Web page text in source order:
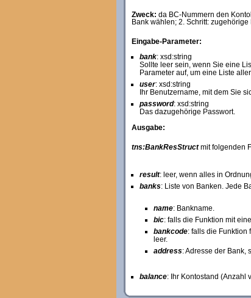
Zweck: da BC-Nummern den
Bank wählen; 2. Schritt:
Eingabe-Parameter:
bank: xsd:string
Sollte leer sein, wenn Sie eine
Parameter auf, um eine Liste
user: xsd:string
Ihr Benutzername, mit dem Sie
password: xsd:string
Das dazugehörige Passwort.
Ausgabe:
tns:BankResStructmit folgenden
result: leer, wenn alles in
banks: Liste von Banken. Jede
name: Bankname.
bic: falls die Funktion mit
bankcode: falls die Funktion
leer.
address: Adresse der Bank,
balance: Ihr Kontostand (Anzahl